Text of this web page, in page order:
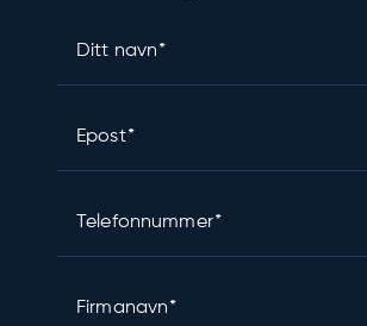
Ditt navn
Epost
Telefonnummer
Firmanavn